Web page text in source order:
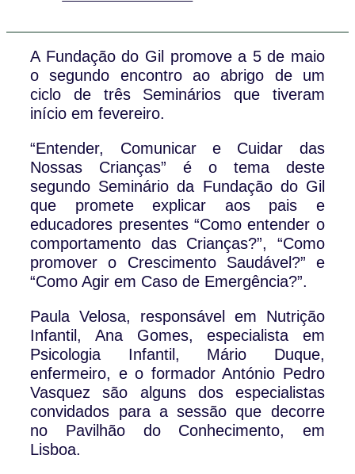
A Fundação do Gil promove a 5 de maio
o segundo encontro ao abrigo de um
ciclo de três Seminários que tiveram
início em fevereiro.
“Entender, Comunicar e Cuidar das
Nossas Crianças” é o tema deste
segundo Seminário da Fundação do Gil
que promete explicar aos pais e
educadores presentes “Como entender o
comportamento das Crianças?”, “Como
promover o Crescimento Saudável?” e
“Como Agir em Caso de Emergência?”.
Paula Velosa, responsável em Nutrição
Infantil, Ana Gomes, especialista em
Psicologia Infantil, Mário Duque,
enfermeiro, e o formador António Pedro
Vasquez são alguns dos especialistas
convidados para a sessão que decorre
no Pavilhão do Conhecimento, em
Lisboa.